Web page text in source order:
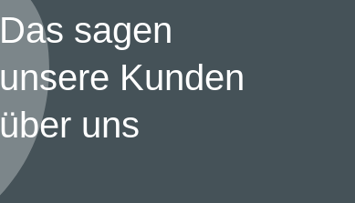
Das sagen
unsere Kunden
über uns